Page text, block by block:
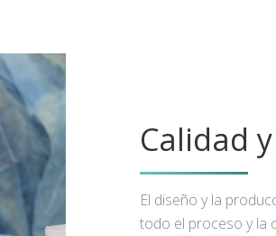
Calidad
El diseño y la
todo el proceso y la